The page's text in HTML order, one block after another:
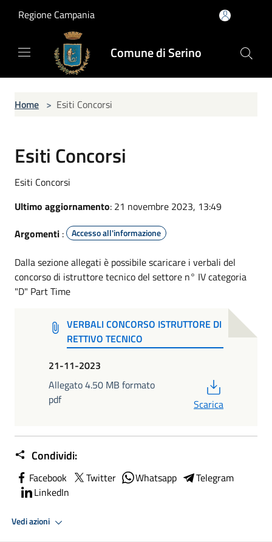
Regione Campania
Comune di Serino
Home > Esiti Concorsi
Esiti Concorsi
Esiti Concorsi
Ultimo aggiornamento: 21 novembre 2023, 13:49
Argomenti : Accesso all'informazione
Dalla sezione allegati è possibile scaricare i verbali del
concorso di istruttore tecnico del settore n° IV categoria
"D" Part Time
VERBALI CONCORSO ISTRUTTORE DI
RETTIVO TECNICO
21-11-2023
Allegato 4.50 MB formato
pdf
Scarica
Condividi:
Facebook Twitter Whatsapp
Telegram
LinkedIn
Vedi azioni